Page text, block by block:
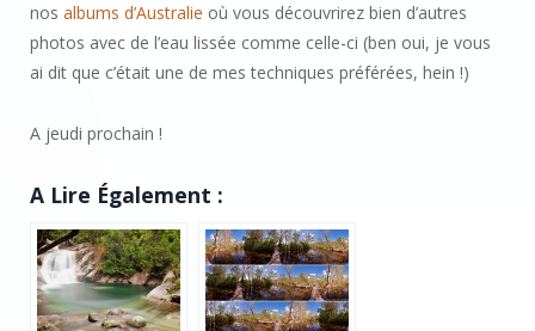
nos albums d’Australie où vous découvrirez bien d’autres
photos avec de l’eau lissée comme celle-ci (ben oui, je vous
ai dit que c’était une de mes techniques préférées, hein !)
A jeudi prochain !
A Lire Également :